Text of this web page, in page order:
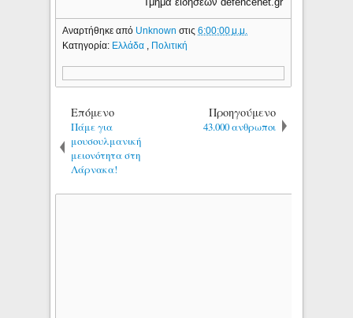
Αναρτήθηκε από Unknownστις6:00:00 μ.μ.
Κατηγορία: Ελλάδα , Πολιτική
Επόμενο
Πάμε για
μουσουλμανική
μειονότητα στη
Λάρνακα!
Προηγούμενο
43.000 ανθρωποι